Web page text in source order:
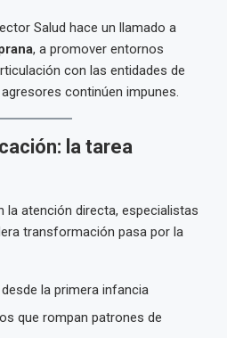
Salud hace un llamado a
, a promover entornos
con las entidades de
continúen impunes.
la tarea
la atención directa, especialistas
transformación pasa por la
la primera infancia
que rompan patrones de